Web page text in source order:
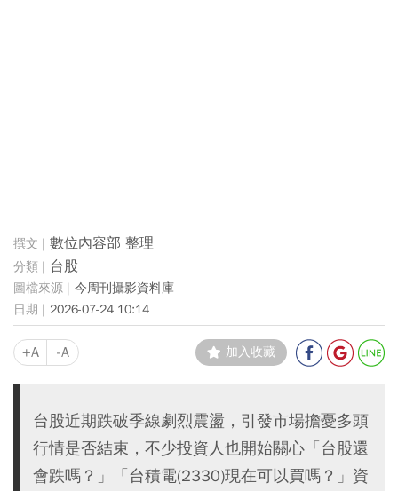
數位內容部 整理
台股
今周刊攝影資料庫
2026-07-24 10:14
+A -A 加入收藏
台股近期跌破季線劇烈震盪，引發市場擔憂多頭
行情是否結束，不少投資人也開始關心「台股還
會跌嗎？」「台積電(2330)現在可以買嗎？」資